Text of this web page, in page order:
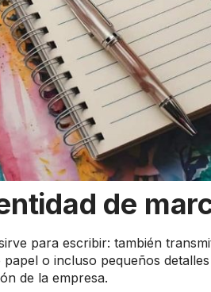
de
para escribir: también
o incluso pequeños
de la empresa.